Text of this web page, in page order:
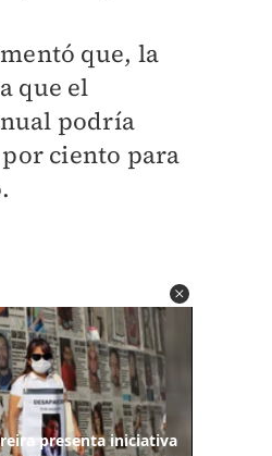
que, la
que el
podría
ciento para